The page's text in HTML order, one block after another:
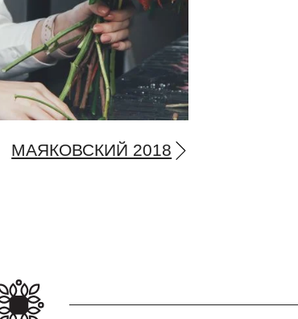
МАЯКОВСКИЙ 2018